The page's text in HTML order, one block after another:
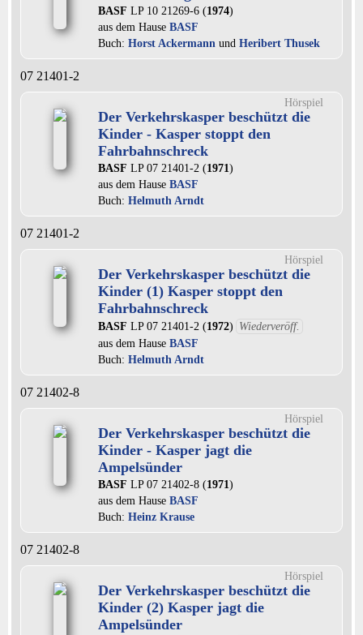
BASF LP 10 21269-6 (1974)
aus dem Hause BASF
Buch: Horst Ackermann und Heribert Thusek
07 21401-2
Hörspiel
Der Verkehrskasper beschützt die
Kinder - Kasper stoppt den
Fahrbahnschreck
BASF LP 07 21401-2 (1971)
aus dem Hause BASF
Buch: Helmuth Arndt
07 21401-2
Hörspiel
Der Verkehrskasper beschützt die
Kinder (1) Kasper stoppt den
Fahrbahnschreck
BASF LP 07 21401-2 (1972) Wiederveröff.
aus dem Hause BASF
Buch: Helmuth Arndt
07 21402-8
Hörspiel
Der Verkehrskasper beschützt die
Kinder - Kasper jagt die
Ampelsünder
BASF LP 07 21402-8 (1971)
aus dem Hause BASF
Buch: Heinz Krause
07 21402-8
Hörspiel
Der Verkehrskasper beschützt die
Kinder (2) Kasper jagt die
Ampelsünder